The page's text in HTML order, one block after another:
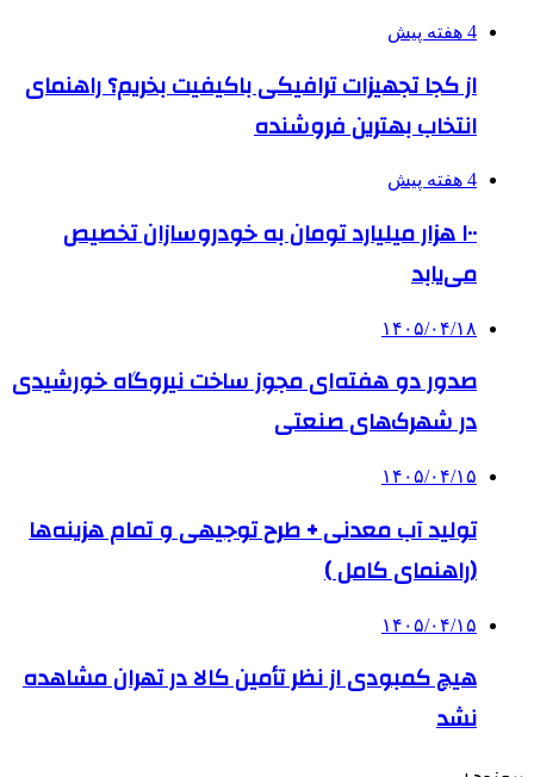
4 هفته پیش
از کجا تجهیزات ترافیکی باکیفیت بخریم؟ راهنمای
انتخاب بهترین فروشنده
4 هفته پیش
۱۰۰ هزار میلیارد تومان به خودروسازان تخصیص
می‌یابد
۱۴۰۵/۰۴/۱۸
صدور دو هفته‌ای مجوز ساخت نیروگاه خورشیدی
در شهرک‌های صنعتی
۱۴۰۵/۰۴/۱۵
تولید آب معدنی + طرح توجیهی و تمام هزینه‌ها
(راهنمای کامل )
۱۴۰۵/۰۴/۱۵
هیچ کمبودی از نظر تأمین کالا در تهران مشاهده
نشد